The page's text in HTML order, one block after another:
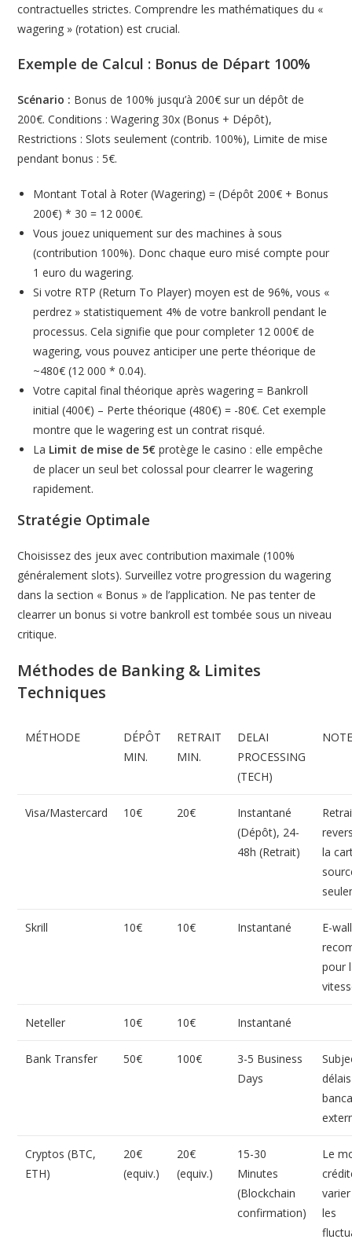
contractuelles strictes. Comprendre les mathématiques du «
wagering » (rotation) est crucial.
Exemple de Calcul : Bonus de Départ 100%
Scénario : Bonus de 100% jusqu’à 200€ sur un dépôt de
200€. Conditions : Wagering 30x (Bonus + Dépôt),
Restrictions : Slots seulement (contrib. 100%), Limite de mise
pendant bonus : 5€.
Montant Total à Roter (Wagering) = (Dépôt 200€ + Bonus
200€) * 30 = 12 000€.
Vous jouez uniquement sur des machines à sous
(contribution 100%). Donc chaque euro misé compte pour
1 euro du wagering.
Si votre RTP (Return To Player) moyen est de 96%, vous «
perdrez » statistiquement 4% de votre bankroll pendant le
processus. Cela signifie que pour completer 12 000€ de
wagering, vous pouvez anticiper une perte théorique de
~480€ (12 000 * 0.04).
Votre capital final théorique après wagering = Bankroll
initial (400€) – Perte théorique (480€) = -80€. Cet exemple
montre que le wagering est un contrat risqué.
La Limit de mise de 5€ protège le casino : elle empêche
de placer un seul bet colossal pour clearrer le wagering
rapidement.
Stratégie Optimale
Choisissez des jeux avec contribution maximale (100%
généralement slots). Surveillez votre progression du wagering
dans la section « Bonus » de l’application. Ne pas tenter de
clearrer un bonus si votre bankroll est tombée sous un niveau
critique.
Méthodes de Banking & Limites
Techniques
MÉTHODE
DÉPÔT
MIN.
RETRAIT
MIN.
DELAI
PROCESSING
(TECH)
Visa/Mastercard 10€ 20€
Instantané
(Dépôt), 24-
48h (Retrait)
la
Skrill 10€ 10€ Instantané
E-
pour
Neteller 10€ 10€ Instantané
Bank Transfer 50€ 100€
3-5 Business
Days
délais
Cryptos (BTC,
ETH)
20€
(equiv.)
20€
(equiv.)
15-30
Minutes
(Blockchain
confirmation)
Le
les